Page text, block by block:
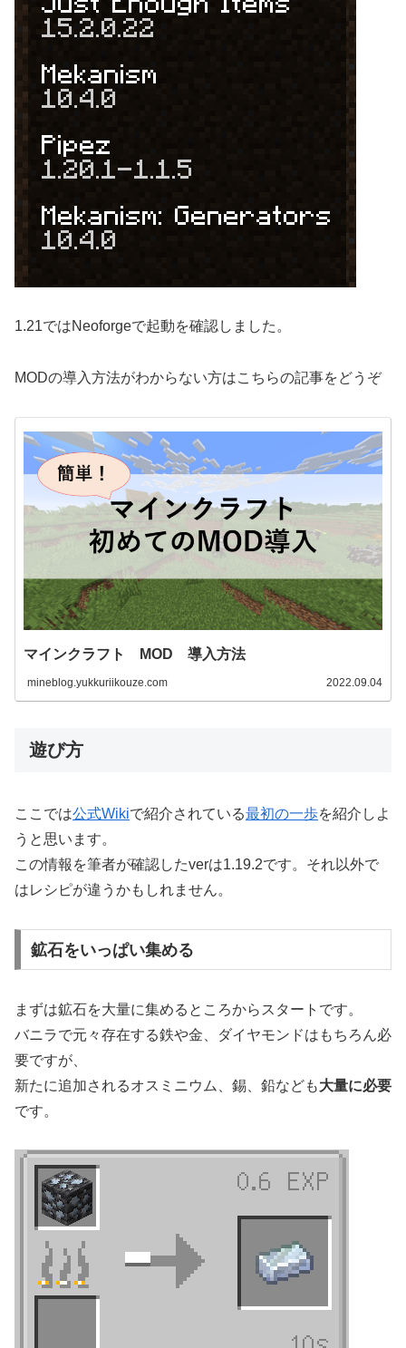
1.21ではNeoforgeで起動を確認しました。
MODの導入方法がわからない方はこちらの記事をどうぞ
マインクラフト MOD 導入方法
mineblog.yukkuriikouze.com 2022.09.04
遊び方
ここでは公式Wikiで紹介されている最初の一歩を紹介しよ
うと思います。
この情報を筆者が確認したverは1.19.2です。それ以外で
はレシピが違うかもしれません。
鉱石をいっぱい集める
まずは鉱石を大量に集めるところからスタートです。
バニラで元々存在する鉄や金、ダイヤモンドはもちろん必
要ですが、
新たに追加されるオスミニウム、錫、鉛なども大量に必要
です。